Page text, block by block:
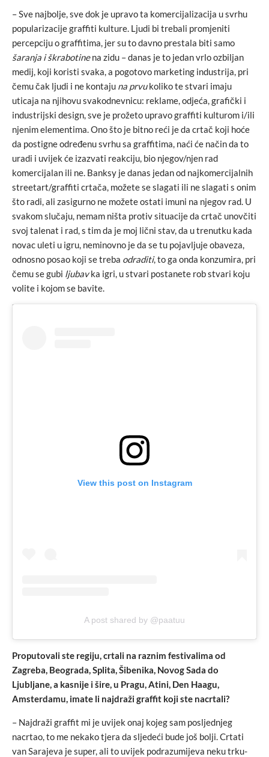
– Sve najbolje, sve dok je upravo ta komercijalizacija u svrhu
popularizacije graffiti kulture. Ljudi bi trebali promjeniti
percepciju o graffitima, jer su to davno prestala biti samo
šaranja i škrabotinena zidu – danas je to jedan vrlo ozbiljan
medij, koji koristi svaka, a pogotovo marketing industrija, pri
čemu čak ljudi i ne kontaju na prvukoliko te stvari imaju
uticaja na njihovu svakodnevnicu: reklame, odjeća, grafički i
industrijski design, sve je prožeto upravo graffiti kulturom i/ili
njenim elementima. Ono što je bitno reći je da crtač koji hoće
da postigne određenu svrhu sa graffitima, naći će način da to
uradi i uvijek će izazvati reakciju, bio njegov/njen rad
komercijalan ili ne. Banksy je danas jedan od najkomercijalnih
streetart/graffiti crtača, možete se slagati ili ne slagati s onim
što radi, ali zasigurno ne možete ostati imuni na njegov rad. U
svakom slučaju, nemam ništa protiv situacije da crtač unovčiti
svoj talenat i rad, s tim da je moj lični stav, da u trenutku kada
novac uleti u igru, neminovno je da se tu pojavljuje obaveza,
odnosno posao koji se treba odraditi, to ga onda konzumira, pri
čemu se gubi ljubavka igri, u stvari postanete rob stvari koju
volite i kojom se bavite.
View this post on Instagram
A post shared by @paatuu
Proputovali ste regiju, crtali na raznim festivalima od
Zagreba, Beograda, Splita, Šibenika, Novog Sada do
Ljubljane, a kasnije i šire, u Pragu, Atini, Den Haagu,
Amsterdamu, imate li najdraži graffit koji ste nacrtali?
– Najdraži graffit mi je uvijek onaj kojeg sam posljednjeg
nacrtao, to me nekako tjera da sljedeći bude još bolji. Crtati
van Sarajeva je super, ali to uvijek podrazumijeva neku trku-